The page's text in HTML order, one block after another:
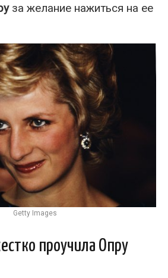
за желание нажиться на ее
Getty Images
проучила Опру